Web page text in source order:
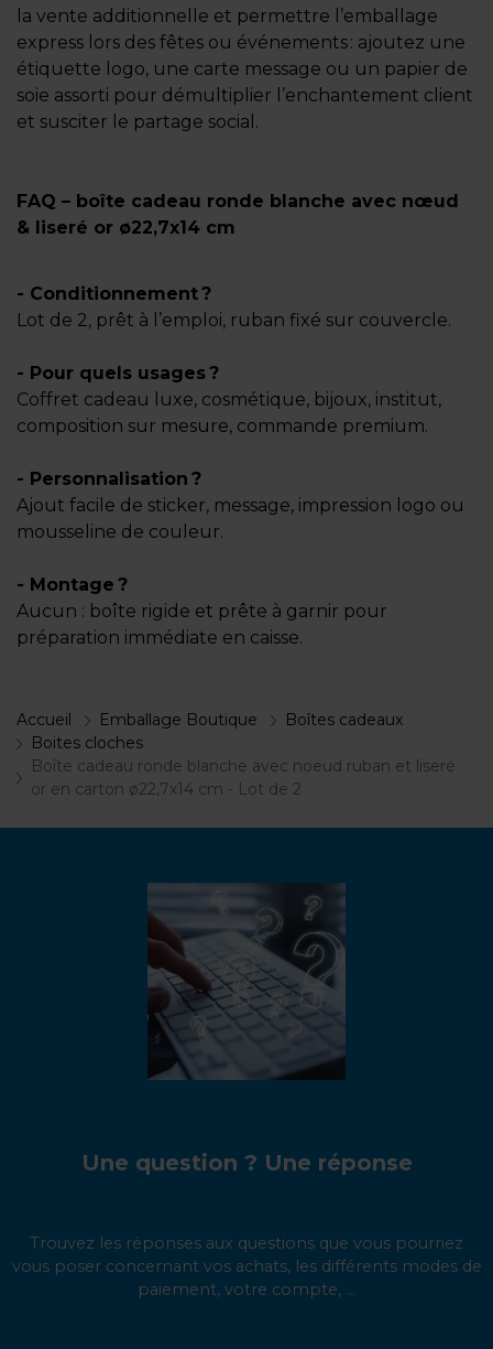
la vente additionnelle et permettre l’emballage
express lors des fêtes ou événements : ajoutez une
étiquette logo, une carte message ou un papier de
soie assorti pour démultiplier l’enchantement client
et susciter le partage social.
FAQ – boîte cadeau ronde blanche avec nœud
& liseré or ø22,7x14 cm
- Conditionnement ?
Lot de 2, prêt à l’emploi, ruban fixé sur couvercle.
- Pour quels usages ?
Coffret cadeau luxe, cosmétique, bijoux, institut,
composition sur mesure, commande premium.
- Personnalisation ?
Ajout facile de sticker, message, impression logo ou
mousseline de couleur.
- Montage ?
Aucun : boîte rigide et prête à garnir pour
préparation immédiate en caisse.
Accueil Emballage Boutique
Boîtes cadeaux
Boites cloches
Boîte cadeau ronde blanche avec noeud ruban et liseré
or en carton ø22,7x14 cm - Lot de 2
Une question ? Une réponse
Trouvez les réponses aux questions que vous pourriez
vous poser concernant vos achats, les différents modes de
paiement, votre compte, ...